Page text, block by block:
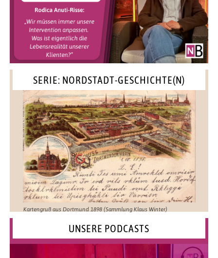
SERIE: NORDSTADT-GESCHICHTE(N)
Kartengruß aus Dortmund 1898 (Sammlung Klaus Winter)
UNSERE PODCASTS